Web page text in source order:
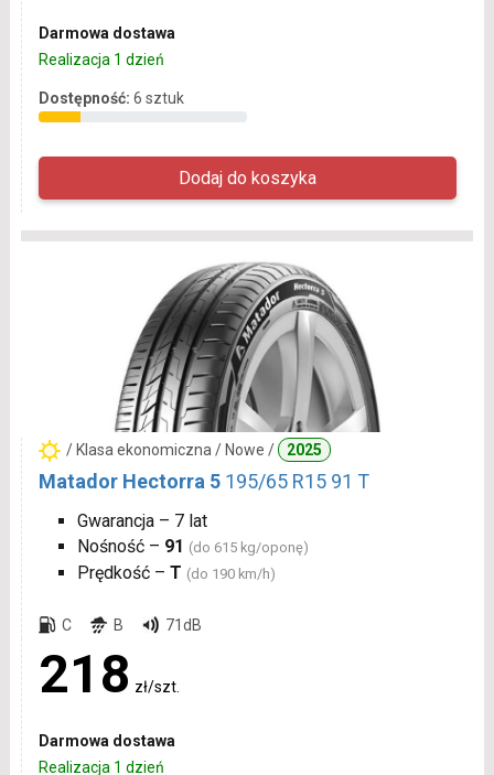
Darmowa dostawa
Realizacja 1 dzień
Dostępność: 6 sztuk
/ Klasa ekonomiczna / Nowe / 2025
Matador Hectorra 5 195/65 R15 91 T
Gwarancja – 7 lat
Nośność – 91 (do 615 kg/oponę)
Prędkość – T (do 190 km/h)
C B 71dB
218 zł/szt.
Darmowa dostawa
Realizacja 1 dzień